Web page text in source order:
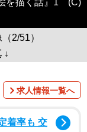
を描く話』1 (C)
2/51）
↓
求人情報一覧へ
着率も 交